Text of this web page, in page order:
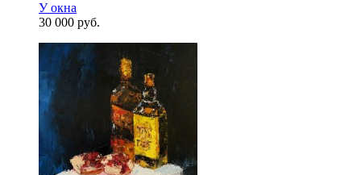
У окна
30 000 руб.